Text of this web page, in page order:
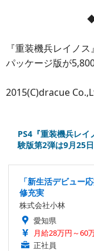
『重装機兵レイノ
パッケージ版が
2015(C)dracue
PS4『重装機兵レ
験版第2弾は9月25
「新生活デビュー
修充実
株式会社小林
愛知県
月給28万円～60
正社員